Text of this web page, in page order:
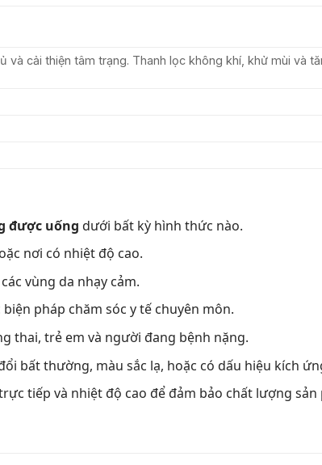
và cải thiện tâm trạng. Thanh lọc không khí, khử mùi và
được uống dưới bất kỳ hình thức nào.
nơi có nhiệt độ cao.
vùng da nhạy cảm.
biện pháp chăm sóc y tế chuyên môn.
thai, trẻ em và người đang bệnh nặng.
bất thường, màu sắc lạ, hoặc có dấu hiệu kích
tiếp và nhiệt độ cao để đảm bảo chất lượng sản